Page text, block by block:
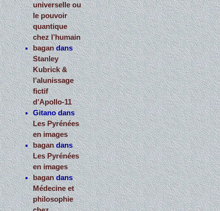
universelle ou
le pouvoir
quantique
chez l’humain
bagandans
Stanley
Kubrick &
l’alunissage
fictif
d’Apollo-11
Gitanodans
Les Pyrénées
en images
bagandans
Les Pyrénées
en images
bagandans
Médecine et
philosophie